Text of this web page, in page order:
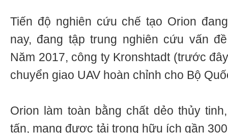
Tiến độ nghiên cứu chế tạo Orion
nay, đang tập trung nghiên cứu vấn
Năm 2017, công ty Kronshtadt (trước
chuyển giao UAV hoàn chỉnh cho Bộ
Orion làm toàn bằng chất dẻo thủy
tấn, mang được tải trọng hữu ích gần